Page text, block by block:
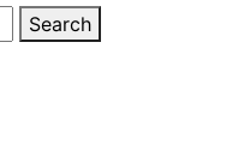
Search